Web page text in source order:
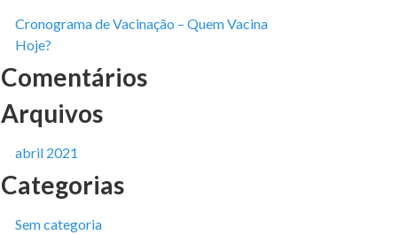
Cronograma de Vacinação – Quem Vacina
Hoje?
Comentários
Arquivos
abril 2021
Categorias
Sem categoria